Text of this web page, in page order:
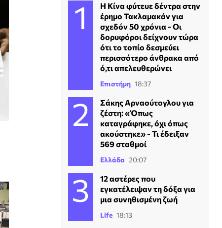
Η Κίνα φύτευε δέντρα στην
έρημο Τακλαμακάν για
σχεδόν 50 χρόνια - Οι
δορυφόροι δείχνουν τώρα
ότι το τοπίο δεσμεύει
περισσότερο άνθρακα από
ό,τι απελευθερώνει
Επιστήμη 18:37
Σάκης Αρναούτογλου για
ζέστη: «Όπως
καταγράφηκε, όχι όπως
ακούστηκε» - Τι έδειξαν
569 σταθμοί
Ελλάδα 20:07
12 αστέρες που
εγκατέλειψαν τη δόξα για
μια συνηθισμένη ζωή
Life 18:13